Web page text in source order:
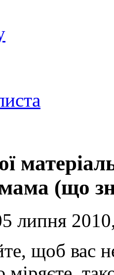
(що
липня
щоб вас